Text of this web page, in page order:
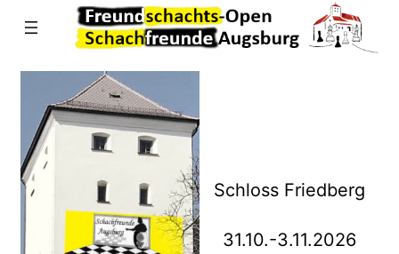
zum
Schloss Friedberg
31.10.-3.11.2026